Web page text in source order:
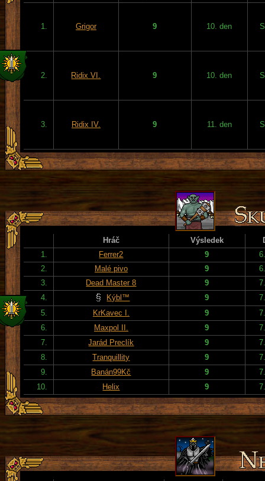
1. Grigor 9 10. den
2. Ridix VI. 9 10. den
3. Ridix IV. 9 11. den
Hráč Výsledek
1.
Ferrer2 9
2.
Malé pivo 9
3.
Dead Master 8 9
4.
Kýbl™ 9
5.
KrKavec I. 9
6.
Maxpol II. 9
7.
Jarád Preclík 9
8.
Tranquillity 9
9.
Banán99Kč 9
10.
Helix 9